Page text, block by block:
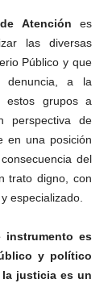
Atención es
las diversas
Público y que
a la
estos grupos a
perspectiva de
en una posición
del
trato digno, con
especializado.
es
y político
justicia es un